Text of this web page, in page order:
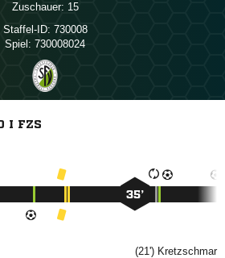
Zuschauer: 15
Staffel-ID: 730008
Spiel: 730008024
I FZS
35’
(21') 